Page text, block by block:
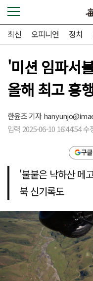
최신 오피니언 정치
'미션 임파서
올해 최고 흥
한윤조 기자
입력 2025-06-10 16:44:54 수
구
'불붙은 낙하산 메
북 신기록도